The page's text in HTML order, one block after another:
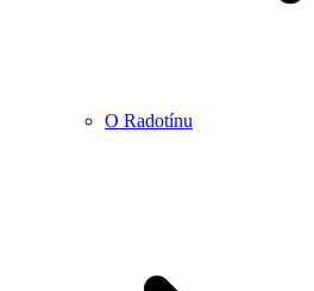
O Radotínu